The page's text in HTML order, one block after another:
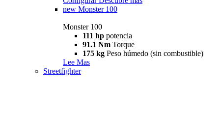
new Monster 100
Monster 100
111 hp potencia
91.1 Nm Torque
175 kg Peso húmedo (sin combustible)
Lee Mas
Streetfighter